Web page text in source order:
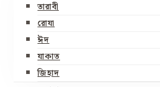
তারাবী
রোযা
ঈদ
যাকাত
জিহাদ